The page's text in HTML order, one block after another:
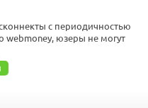
с периодичностью
webmoney, юзеры не могут